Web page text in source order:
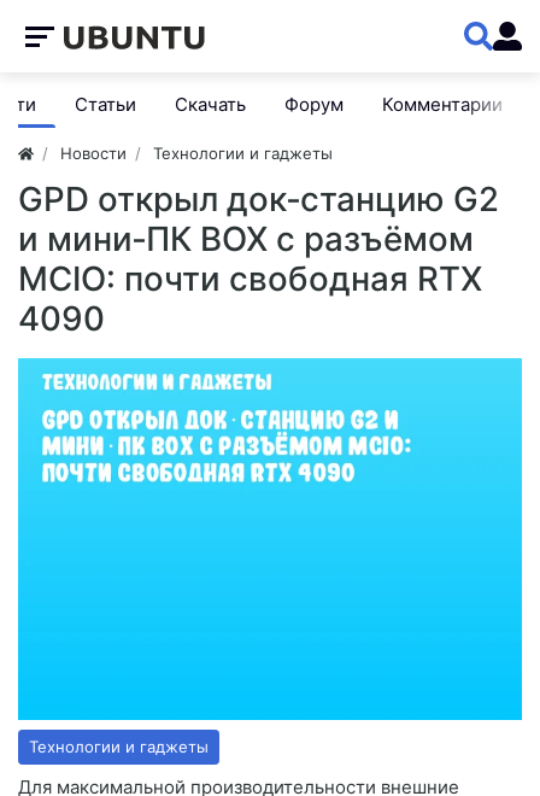
Статьи Скачать Форум Комментарии
Новости Технологии и гаджеты
GPD открыл док‑станцию G2
и мини‑ПК BOX с разъёмом
MCIO: почти свободная RTX
4090
Технологии и гаджеты
Для максимальной производительности внешние